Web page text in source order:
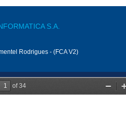
S.A.
Rodrigues - (FCA V2)